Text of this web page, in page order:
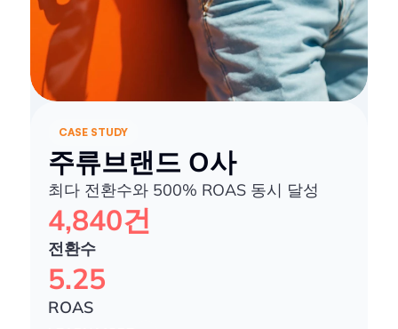
CASE STUDY
주류브랜드 O사
최다 전환수와 500% ROAS 동시 달성
4,840건
전환수
5.25
ROAS